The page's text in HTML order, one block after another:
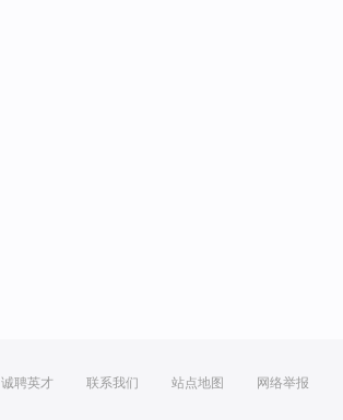
诚聘英才 联系我们 站点地图 网络举报